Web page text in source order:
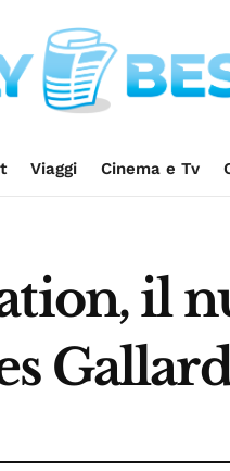
Viaggi Cinema e Tv
il